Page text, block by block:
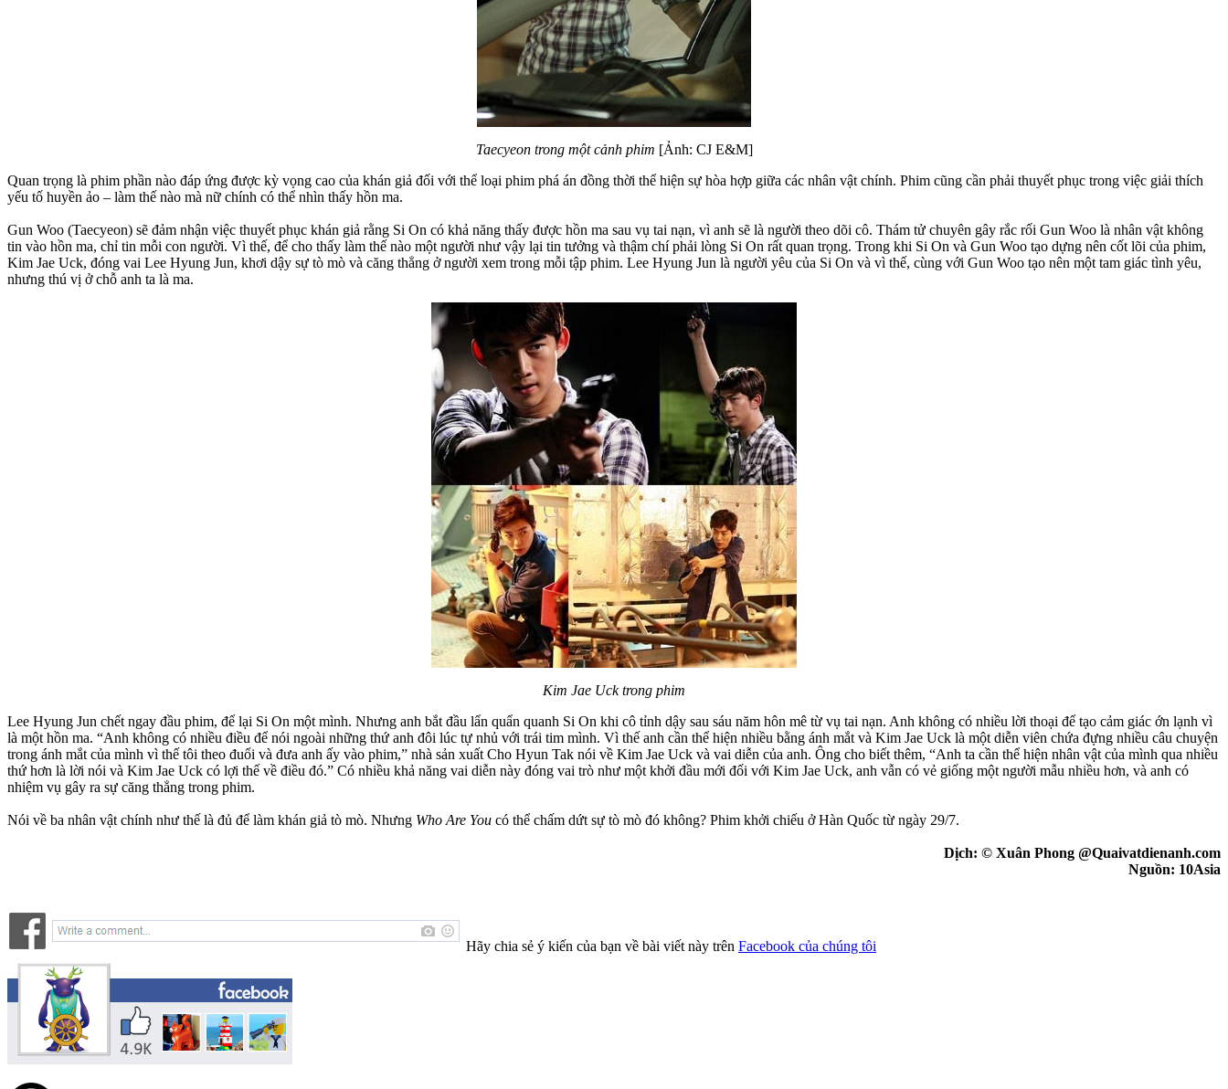
Taecyeon trong một cảnh phim [Ảnh: CJ E&M]
Quan trọng là phim phần nào đáp ứng được kỳ vọng cao của khán giả đối với thể loại phim phá án đồng thời thể hiện sự hòa hợp giữa các nhân vật chính. Phim cũng cần phải thuyết phục trong việc giải thích
yếu tố huyền ảo – làm thế nào mà nữ chính có thể nhìn thấy hồn ma.
Gun Woo (Taecyeon) sẽ đảm nhận việc thuyết phục khán giả rằng Si On có khả năng thấy được hồn ma sau vụ tai nạn, vì anh sẽ là người theo dõi cô. Thám tử chuyên gây rắc rối Gun Woo là nhân vật không
tin vào hồn ma, chỉ tin mỗi con người. Vì thế, để cho thấy làm thế nào một người như vậy lại tin tưởng và thậm chí phải lòng Si On rất quan trọng. Trong khi Si On và Gun Woo tạo dựng nên cốt lõi của phim,
Kim Jae Uck, đóng vai Lee Hyung Jun, khơi dậy sự tò mò và căng thẳng ở người xem trong mỗi tập phim. Lee Hyung Jun là người yêu của Si On và vì thế, cùng với Gun Woo tạo nên một tam giác tình yêu,
nhưng thú vị ở chỗ anh ta là ma.
Kim Jae Uck trong phim
Lee Hyung Jun chết ngay đầu phim, để lại Si On một mình. Nhưng anh bắt đầu lẩn quẩn quanh Si On khi cô tỉnh dậy sau sáu năm hôn mê từ vụ tai nạn. Anh không có nhiều lời thoại để tạo cảm giác ớn lạnh vì
là một hồn ma. “Anh không có nhiều điều để nói ngoài những thứ anh đôi lúc tự nhủ với trái tim mình. Vì thế anh cần thể hiện nhiều bằng ánh mắt và Kim Jae Uck là một diễn viên chứa đựng nhiều câu chuyện
trong ánh mắt của mình vì thế tôi theo đuổi và đưa anh ấy vào phim,” nhà sản xuất Cho Hyun Tak nói về Kim Jae Uck và vai diễn của anh. Ông cho biết thêm, “Anh ta cần thể hiện nhân vật của mình qua nhiều
thứ hơn là lời nói và Kim Jae Uck có lợi thế về điều đó.” Có nhiều khả năng vai diễn này đóng vai trò như một khởi đầu mới đối với Kim Jae Uck, anh vẫn có vẻ giống một người mẫu nhiều hơn, và anh có
nhiệm vụ gây ra sự căng thẳng trong phim.
Nói về ba nhân vật chính như thế là đủ để làm khán giả tò mò. Nhưng Who Are You có thể chấm dứt sự tò mò đó không? Phim khởi chiếu ở Hàn Quốc từ ngày 29/7.
Dịch: © Xuân Phong @Quaivatdienanh.com
Nguồn: 10Asia
Hãy chia sẻ ý kiến của bạn về bài viết này trên Facebook của chúng tôi